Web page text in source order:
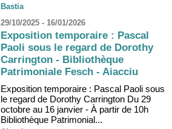
Bastia
29/10/2025 - 16/01/2026
Exposition temporaire : Pascal
Paoli sous le regard de Dorothy
Carrington - Bibliothèque
Patrimoniale Fesch - Aiacciu
Exposition temporaire : Pascal Paoli sous
le regard de Dorothy Carrington Du 29
octobre au 16 janvier - À partir de 10h
Bibliothèque Patrimonial...